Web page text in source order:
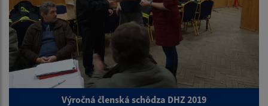
Výročná členská schôdza DHZ 2019